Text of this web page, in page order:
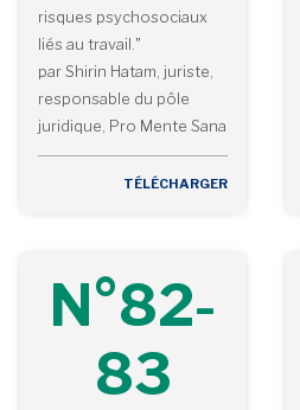
risques psychosociaux
liés au travail."
par Shirin Hatam, juriste,
responsable du pôle
juridique, Pro Mente Sana
TÉLÉCHARGER
N°82-
83